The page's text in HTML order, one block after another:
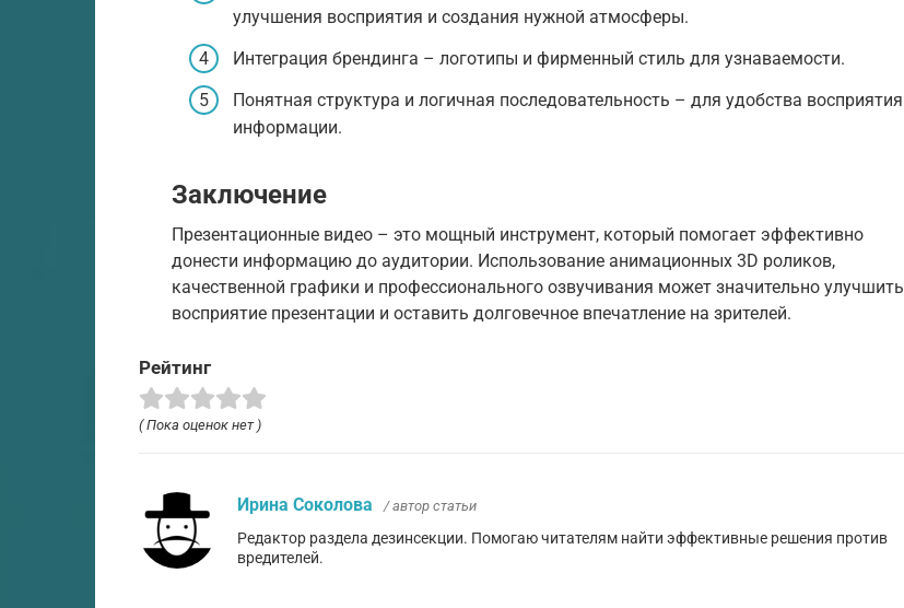
улучшения восприятия и создания нужной атмосферы.
Интеграция брендинга – логотипы и фирменный стиль для узнаваемости.
Понятная структура и логичная последовательность – для удобства восприятия
информации.
Заключение
Презентационные видео – это мощный инструмент, который помогает эффективно
донести информацию до аудитории. Использование анимационных 3D роликов,
качественной графики и профессионального озвучивания может значительно улучшить
восприятие презентации и оставить долговечное впечатление на зрителей.
Рейтинг
( Пока оценок нет )
Ирина Соколова / автор статьи
Редактор раздела дезинсекции. Помогаю читателям найти эффективные решения против
вредителей.